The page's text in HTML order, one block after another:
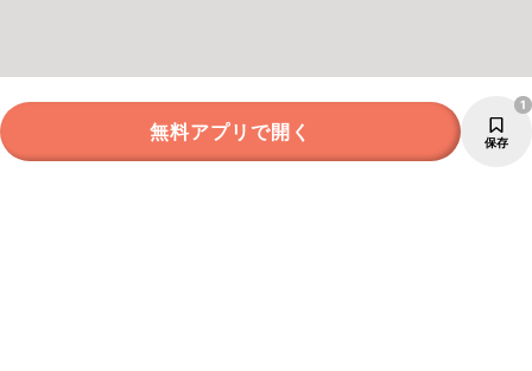
無料アプリで開く 保存
1